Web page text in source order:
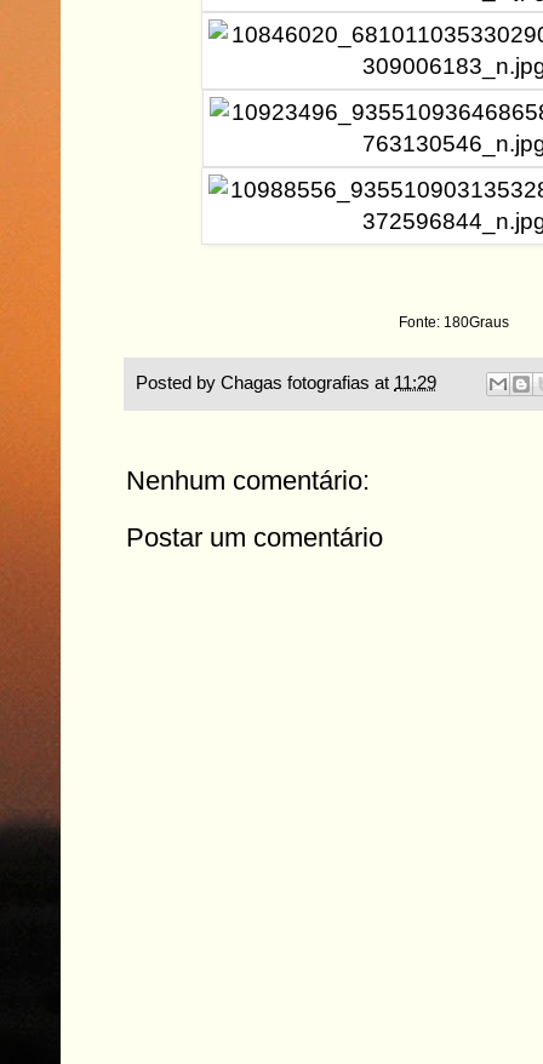
Fonte: 180Graus
Posted by Chagas fotografias at 11:29
Nenhum comentário:
Postar um comentário